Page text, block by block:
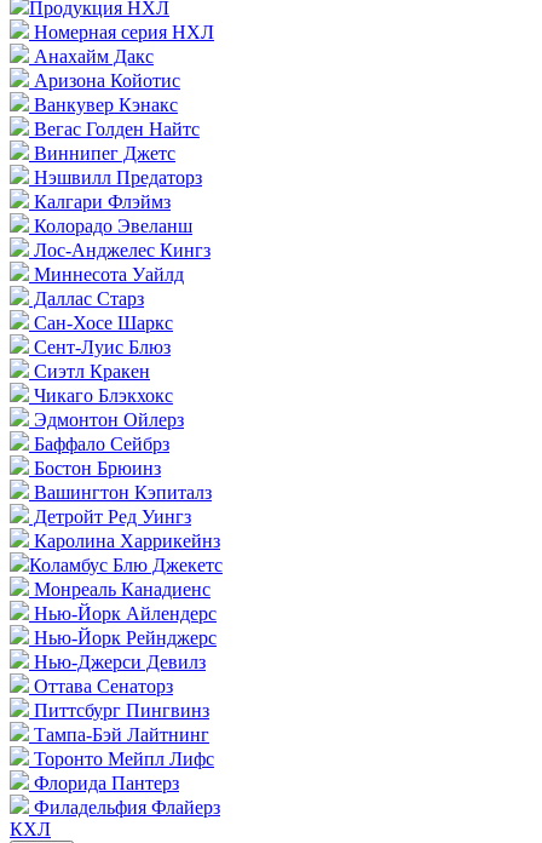
Продукция НХЛ
Номерная серия НХЛ
Анахайм Дакс
Аризона Койотис
Ванкувер Кэнакс
Вегас Голден Найтс
Виннипег Джетс
Нэшвилл Предаторз
Калгари Флэймз
Колорадо Эвеланш
Лос-Анджелес Кингз
Миннесота Уайлд
Даллас Старз
Сан-Хосе Шаркс
Сент-Луис Блюз
Сиэтл Кракен
Чикаго Блэкхокс
Эдмонтон Ойлерз
Баффало Сейбрз
Бостон Брюинз
Вашингтон Кэпиталз
Детройт Ред Уингз
Каролина Харрикейнз
Коламбус Блю Джекетс
Монреаль Канадиенс
Нью-Йорк Айлендерс
Нью-Йорк Рейнджерс
Нью-Джерси Девилз
Оттава Сенаторз
Питтсбург Пингвинз
Тампа-Бэй Лайтнинг
Торонто Мейпл Лифс
Флорида Пантерз
Филадельфия Флайерз
КХЛ